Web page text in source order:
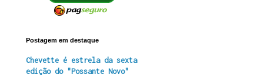
Postagem em destaque
Chevette é estrela da sexta
edição do "Possante Novo"